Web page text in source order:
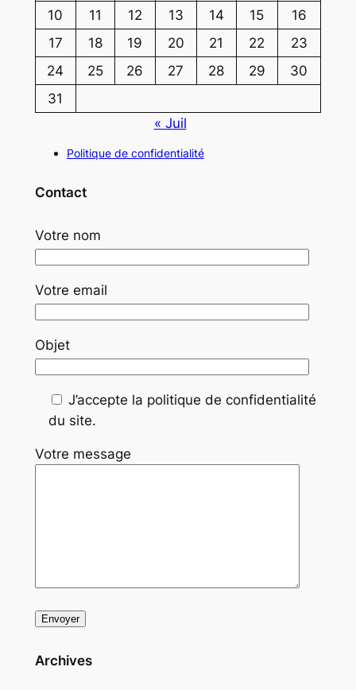
10
11 12 13 14 15
16
17
18 19 20 21 22
23
24
25 26 27 28 29
30
31
« Juil
Politique de confidentialité
Contact
Votre nom
Votre email
Objet
J’accepte la politique de confidentialité
du site.
Votre message
Archives